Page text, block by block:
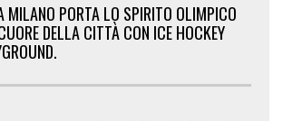
MILANO PORTA LO SPIRITO OLIMPICO
DELLA CITTÀ CON ICE HOCKEY